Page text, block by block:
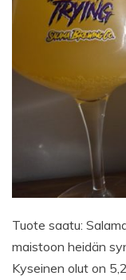
Tuote saatu:
maistoon heidän
Kyseinen olut on